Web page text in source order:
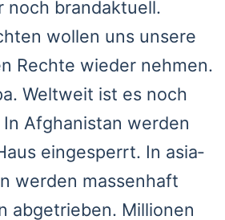
noch brand­ak­tu­ell.
wol­len uns unse­re
Rech­te wie­der neh­men.
Welt­weit ist es noch
Afgha­ni­stan wer­den
ein­ge­sperrt. In asia­
wer­den mas­sen­haft
abge­trie­ben. Mil­lio­nen